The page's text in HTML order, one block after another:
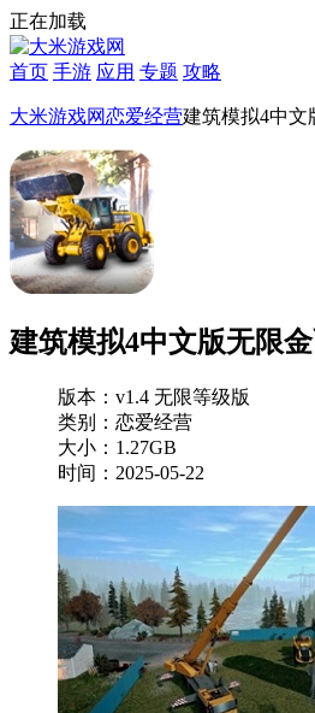
正在加载
首页 手游 应用 专题 攻略
大米游戏网恋爱经营建筑模拟4中文
建筑模拟4中文版无限
版本：v1.4 无限等级版
类别：恋爱经营
大小：1.27GB
时间：2025-05-22